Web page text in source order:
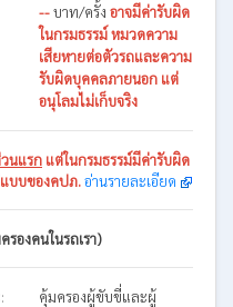
--บาท/ครั้ง อาจมีค่ารับผิด
ในกรมธรรม์ หมวดความ
เสียหายต่อตัวรถและความ
รับผิดบุคคลภายนอก แต่
อนุโลมไม่เก็บจริง
นแรก แต่ในกรมธรรม์มีค่ารับผิด
แบบของคปภ.อ่านรายละเอียด
องคนในรถเรา)
คุ้มครองผู้ขับขี่และผู้